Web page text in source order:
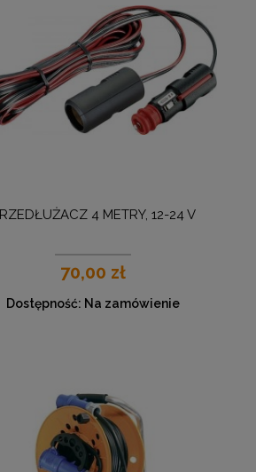
4 METRY, 12-24 V
70,00 zł
Dostępność: Na zamówienie